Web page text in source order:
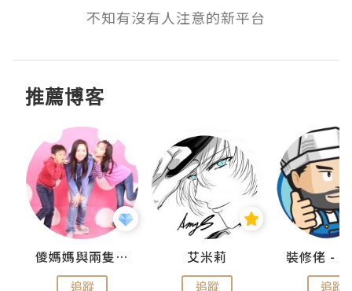
不知有沒有人注意的新平台
推薦博客
儍媽媽與兩隻小魔怪之家
追蹤
艾米莉
追蹤 追蹤